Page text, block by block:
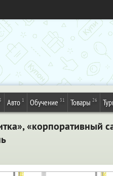
Авто 1 Обучение 31 Товары 26
«корпоративный